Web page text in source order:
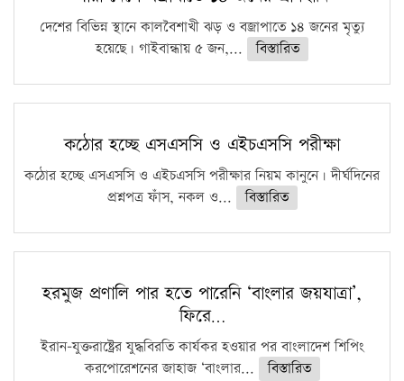
দেশের বিভিন্ন স্থানে কালবৈশাখী ঝড় ও বজ্রাপাতে ১৪ জনের মৃত্যু
হয়েছে। গাইবান্ধায় ৫ জন,...
বিস্তারিত
কঠোর হচ্ছে এসএসসি ও এইচএসসি পরীক্ষা
কঠোর হচ্ছে এসএসসি ও এইচএসসি পরীক্ষার নিয়ম কানুনে। দীর্ঘদিনের
প্রশ্নপত্র ফাঁস, নকল ও...
বিস্তারিত
হরমুজ প্রণালি পার হতে পারেনি ‘বাংলার জয়যাত্রা’,
ফিরে…
ইরান-যুক্তরাষ্ট্রের যুদ্ধবিরতি কার্যকর হওয়ার পর বাংলাদেশ শিপিং
করপোরেশনের জাহাজ ‘বাংলার...
বিস্তারিত